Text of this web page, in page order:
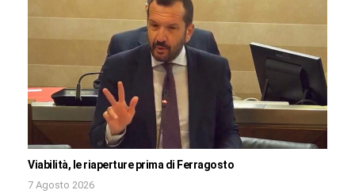
Viabilità, le riaperture prima di Ferragosto
7 Agosto 2026